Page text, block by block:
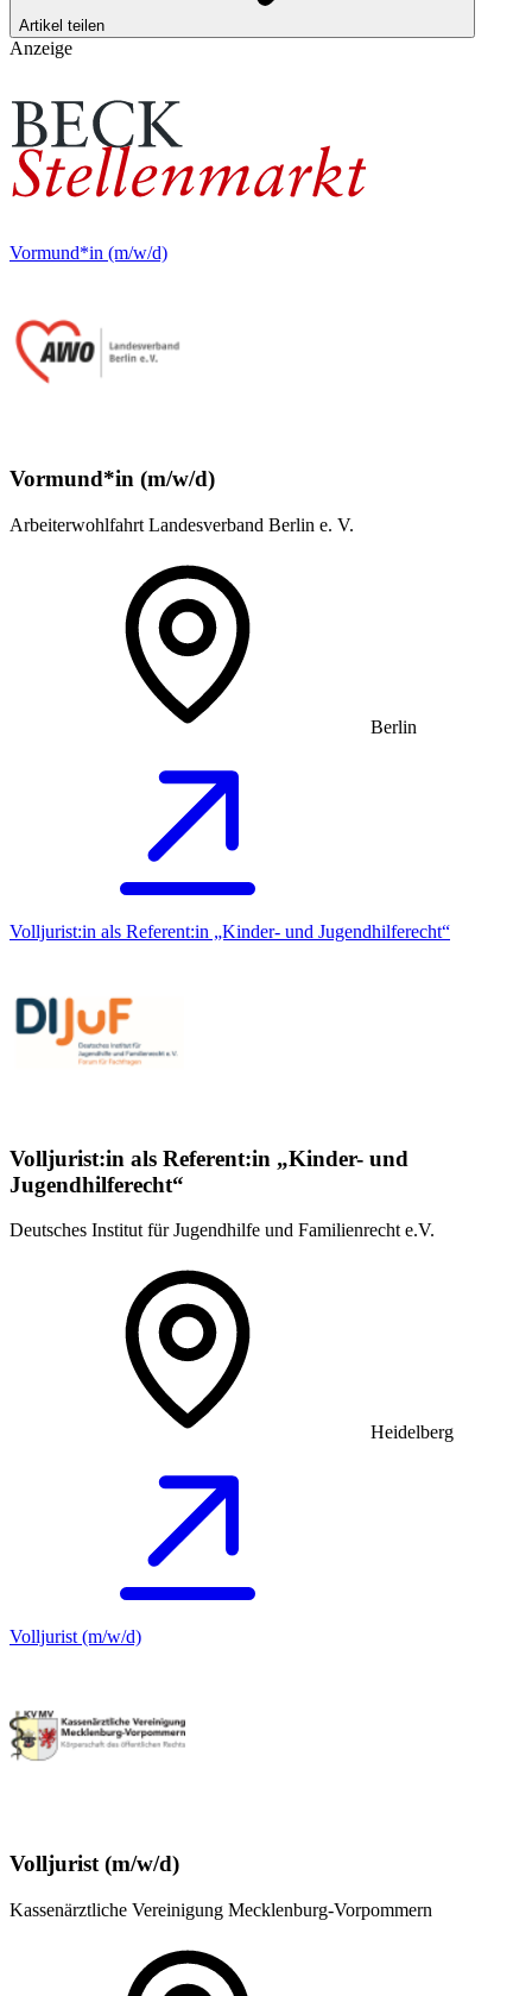
Artikel teilen
Anzeige
Vormund*in (m/w/d)
Vormund*in (m/w/d)
Arbeiterwohlfahrt Landesverband Berlin e. V.
Berlin
Volljurist:in als Referent:in „Kinder- und Jugendhilferecht“
Volljurist:in als Referent:in „Kinder- und
Jugendhilferecht“
Deutsches Institut für Jugendhilfe und Familienrecht e.V.
Heidelberg
Volljurist (m/w/d)
Volljurist (m/w/d)
Kassenärztliche Vereinigung Mecklenburg-Vorpommern